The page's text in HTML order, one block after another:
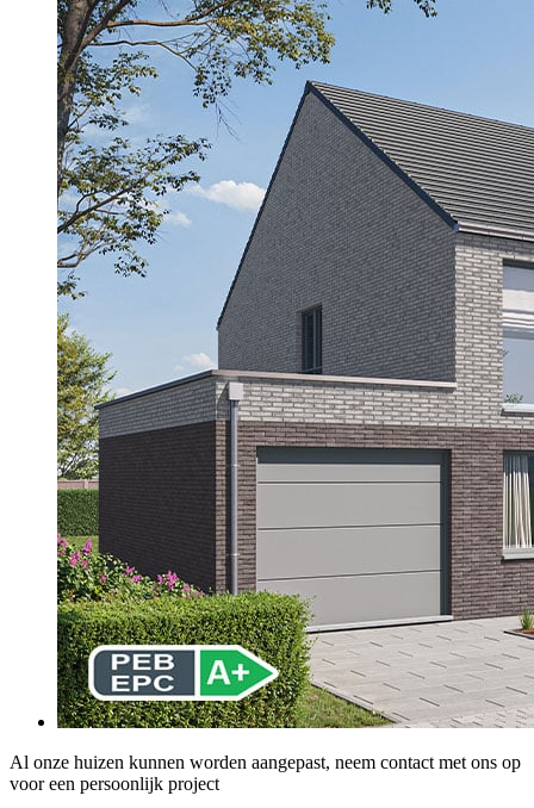
Al onze huizen kunnen worden aangepast, neem contact met ons op
voor een persoonlijk project